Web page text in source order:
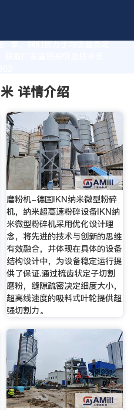
家，我们致力于为您量身定
取厂家直销报价及技术支
详情介绍
磨粉机-德国IKN纳米微型粉碎
机，纳米超高速粉碎设备IKN纳
米微型粉碎机采用优化设计理
念，将先进的技术与创新的思维
有效融合，并体现在具体的设备
结构设计中，为设备稳定运行提
供了保证.通过梳齿状定子切割
磨粉，缝隙疏密决定细度大小，
超高线速度的吸料式叶轮提供超
强切割力。